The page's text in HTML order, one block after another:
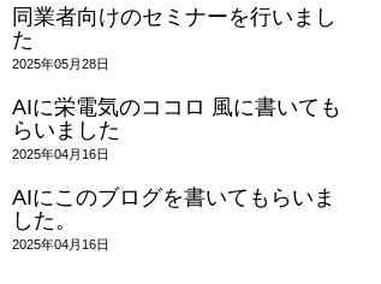
同業者向けのセミナーを行いまし
た
2025年05月28日
AIに栄電気のココロ 風に書いても
らいました
2025年04月16日
AIにこのブログを書いてもらいま
した。
2025年04月16日